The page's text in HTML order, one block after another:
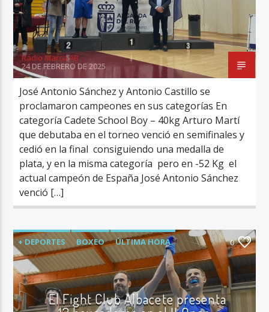
Radio Marca AB
24 DE FEBRERO DE 2025
José Antonio Sánchez y Antonio Castillo se
proclamaron campeones en sus categorías En
categoría Cadete School Boy – 40kg Arturo Martí
que debutaba en el torneo venció en semifinales y
cedió en la final consiguiendo una medalla de
plata, y en la misma categoría pero en -52 Kg el
actual campeón de España José Antonio Sánchez
venció […]
+ DEPORTES BOXEO ÚLTIMA HORA 0
El Fight Club Albacete presenta